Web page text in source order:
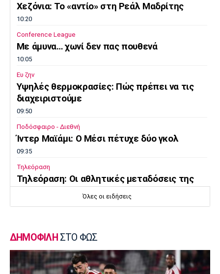
Χεζόνια: Το «αντίο» στη Ρεάλ Μαδρίτης
10:20
Conference League
Με άμυνα… χωνί δεν πας πουθενά
10:05
Ευ ζην
Υψηλές θερμοκρασίες: Πώς πρέπει να τις
διαχειριστούμε
09:50
Ποδόσφαιρο - Διεθνή
Ίντερ Μαϊάμι: Ο Μέσι πέτυχε δύο γκολ
09:35
Τηλεόραση
Τηλεόραση: Οι αθλητικές μεταδόσεις της
Πέμπτης (6/8) με ΠΑΟΚ - Άντερλεχτ
ΠΑΟΚ: Υποδέχεται την Άντερλεχτ
Κολύμβηση
Ευρωπαϊκό Πρωτάθλημα Νέων Γυναικών:
Όλες οι ειδήσεις
ΔΗΜΟΦΙΛΗ ΣΤΟ ΦΩΣ